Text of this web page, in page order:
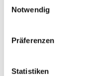
Notwendig
Präferenzen
Statistiken